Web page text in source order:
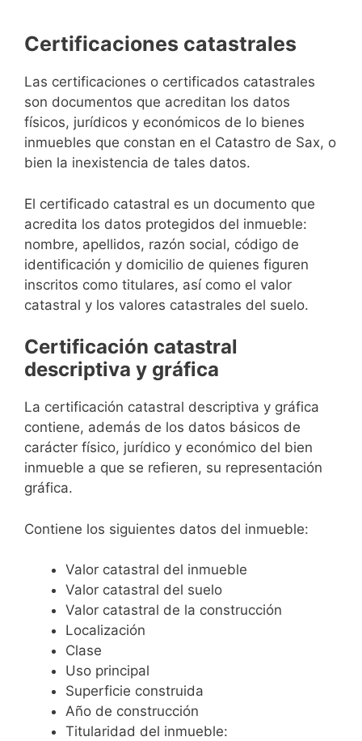
Certificaciones catastrales
Las certificaciones o certificados catastrales
son documentos que acreditan los datos
físicos, jurídicos y económicos de lo bienes
inmuebles que constan en el Catastro de Sax, o
bien la inexistencia de tales datos.
El certificado catastral es un documento que
acredita los datos protegidos del inmueble:
nombre, apellidos, razón social, código de
identificación y domicilio de quienes figuren
inscritos como titulares, así como el valor
catastral y los valores catastrales del suelo.
Certificación catastral
descriptiva y gráfica
La certificación catastral descriptiva y gráfica
contiene, además de los datos básicos de
carácter físico, jurídico y económico del bien
inmueble a que se refieren, su representación
gráfica.
Contiene los siguientes datos del inmueble:
Valor catastral del inmueble
Valor catastral del suelo
Valor catastral de la construcción
Localización
Clase
Uso principal
Superficie construida
Año de construcción
Titularidad del inmueble: